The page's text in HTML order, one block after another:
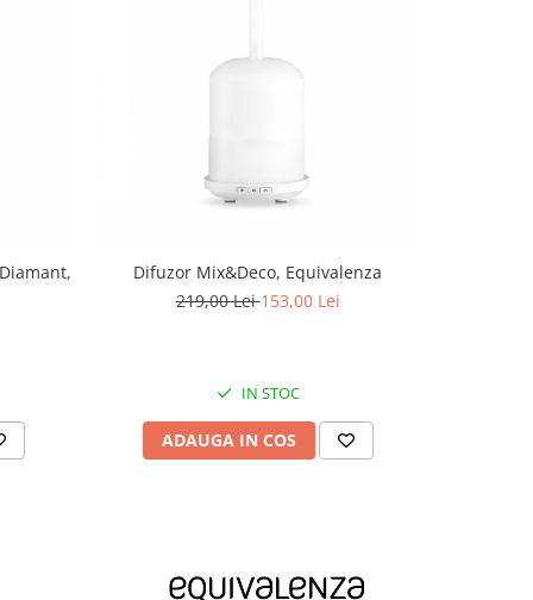
Difuzor Mix&Deco, Equivalenza
219,00 Lei153,00 Lei
IN STOC
ADAUGA IN COS